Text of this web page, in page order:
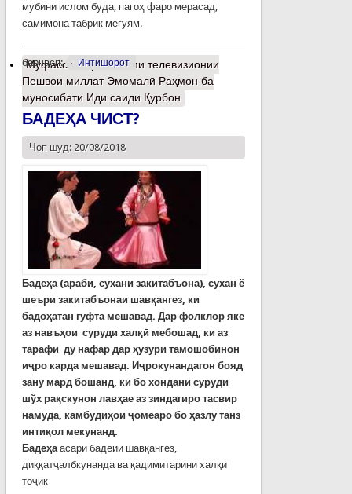
мубини ислом буда, пагоҳ фаро мерасад,
самимона табрик мегӯям.
барчасп: Интишорот
Муфассалтаро Паёми телевизионии
Пешвои миллат Эмомалӣ Раҳмон ба
муносибати Иди саиди Қурбон
БАДЕҲА ЧИСТ?
Чоп шуд: 20/08/2018
Бадеҳа (арабӣ, сухани закитабъона), сухан ё
шеъри закитабъонаи шавқангез, ки
бадоҳатан гуфта мешавад. Дар фолклор яке
аз навъҳои суруди халқӣ мебошад, ки аз
тарафи ду нафар дар ҳузури тамошобинон
иҷро карда мешавад. Иҷрокунандагон бояд
зану мард бошанд, ки бо хондани суруди
шўх рақскунон лавҳае аз зиндагиро тасвир
намуда, камбудиҳои ҷомеаро бо ҳазлу танз
интиқол мекунанд.
Бадеҳаасари бадеии шавқангез,
диққатҷалбкунанда ва қадимитарини халқи
тоҷик